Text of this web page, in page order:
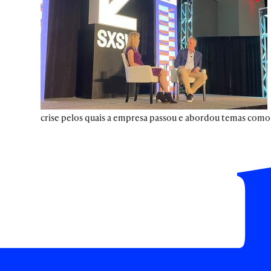
crise pelos quais a empresa passou e abordou temas